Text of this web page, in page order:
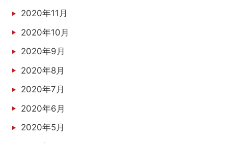
2020年11月
2020年10月
2020年9月
2020年8月
2020年7月
2020年6月
2020年5月